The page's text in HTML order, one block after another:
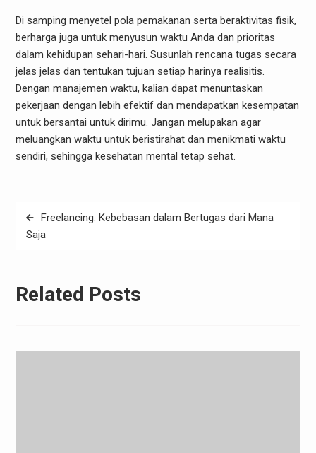
Di samping menyetel pola pemakanan serta beraktivitas fisik,
berharga juga untuk menyusun waktu Anda dan prioritas
dalam kehidupan sehari-hari. Susunlah rencana tugas secara
jelas jelas dan tentukan tujuan setiap harinya realisitis.
Dengan manajemen waktu, kalian dapat menuntaskan
pekerjaan dengan lebih efektif dan mendapatkan kesempatan
untuk bersantai untuk dirimu. Jangan melupakan agar
meluangkan waktu untuk beristirahat dan menikmati waktu
sendiri, sehingga kesehatan mental tetap sehat.
Post
navigation
Freelancing: Kebebasan dalam Bertugas dari Mana
Saja
Related Posts